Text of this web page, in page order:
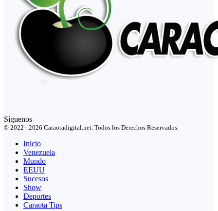
Síguenos
© 2022 - 2026 Caraotadigital.net. Todos los Derechos Reservados.
Inicio
Venezuela
Mundo
EEUU
Sucesos
Show
Deportes
Caraota Tips